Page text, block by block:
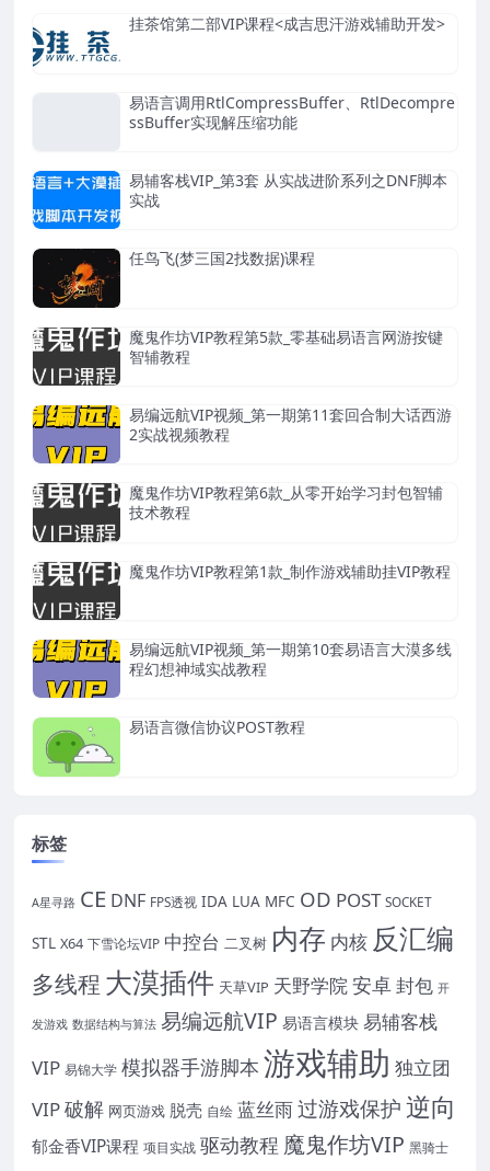
挂茶馆第二部VIP课程<成吉思汗游戏辅助开发>
易语言调用RtlCompressBuffer、RtlDecompre
ssBuffer实现解压缩功能
易辅客栈VIP_第3套 从实战进阶系列之DNF脚本
实战
任鸟飞(梦三国2找数据)课程
魔鬼作坊VIP教程第5款_零基础易语言网游按键
智辅教程
易编远航VIP视频_第一期第11套回合制大话西游
2实战视频教程
魔鬼作坊VIP教程第6款_从零开始学习封包智辅
技术教程
魔鬼作坊VIP教程第1款_制作游戏辅助挂VIP教程
易编远航VIP视频_第一期第10套易语言大漠多线
程幻想神域实战教程
易语言微信协议POST教程
标签
A星寻路 CE DNF FPS透视 IDA LUA MFC OD POST SOCKET
STL X64 下雪论坛VIP 中控台 二叉树 内存 内核 反汇编
多线程 大漠插件 天草VIP 天野学院 安卓封包 开
发游戏 数据结构与算法 易编远航VIP 易语言模块 易辅客栈
VIP 易锦大学 模拟器手游脚本 游戏辅助 独立团
VIP破解 网页游戏 脱壳 自绘 蓝丝雨过游戏保护逆向
郁金香VIP课程 项目实战 驱动教程 魔鬼作坊VIP 黑骑士